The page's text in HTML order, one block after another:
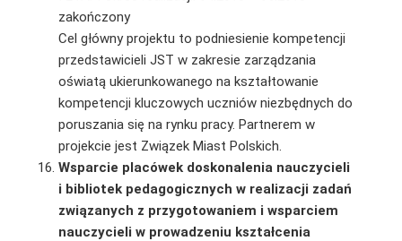
zakończony
Cel główny projektu to podniesienie kompetencji
przedstawicieli JST w zakresie zarządzania
oświatą ukierunkowanego na kształtowanie
kompetencji kluczowych uczniów niezbędnych do
poruszania się na rynku pracy. Partnerem w
projekcie jest Związek Miast Polskich.
Wsparcie placówek doskonalenia nauczycieli
i bibliotek pedagogicznych w realizacji zadań
związanych z przygotowaniem i wsparciem
nauczycieli w prowadzeniu kształcenia